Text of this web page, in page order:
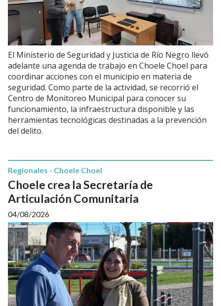
El Ministerio de Seguridad y Justicia de Río Negro llevó
adelante una agenda de trabajo en Choele Choel para
coordinar acciones con el municipio en materia de
seguridad. Como parte de la actividad, se recorrió el
Centro de Monitoreo Municipal para conocer su
funcionamiento, la infraestructura disponible y las
herramientas tecnológicas destinadas a la prevención
del delito.
Choele crea la Secretaría de
Articulación Comunitaria
Regionales - Choele Choel
04/08/2026